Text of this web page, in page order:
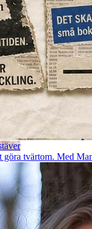
tvärtom. Med